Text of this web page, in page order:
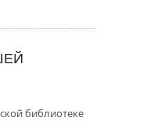
библиотеке